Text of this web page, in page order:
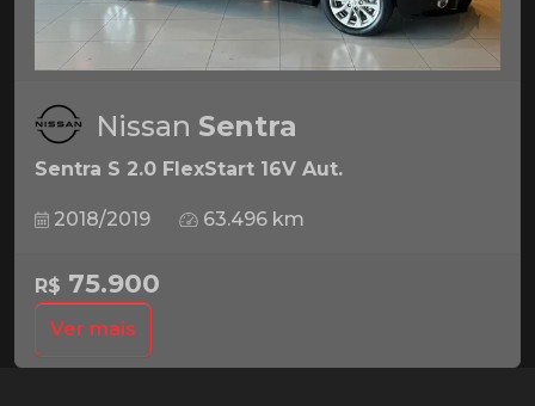
Nissan Sentra
Sentra S 2.0 FlexStart 16V Aut.
2018/2019 63.496 km
R$ 75.900
Ver mais